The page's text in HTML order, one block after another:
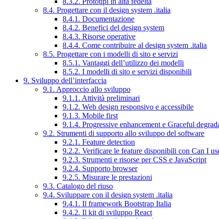
8.4. Progettare con il design system .italia
8.4.1. Documentazione
8.4.2. Benefici del design system
8.4.3. Risorse operative
8.4.4. Come contribuire al design system .italia
8.5. Progettare con i modelli di sito e servizi
8.5.1. Vantaggi dell’utilizzo dei modelli
8.5.2. I modelli di sito e servizi disponibili
9. Sviluppo dell’interfaccia
9.1. Approccio allo sviluppo
9.1.1. Attività preliminari
9.1.2. Web design responsivo e accessibile
9.1.3. Mobile first
9.1.4. Progressive enhancement e Graceful
9.2. Strumenti di supporto allo sviluppo del software
9.2.1. Feature detection
9.2.2. Verificare le feature disponibili con Can I
9.2.3. Strumenti e risorse per CSS e JavaScript
9.2.4. Supporto browser
9.2.5. Misurare le prestazioni
9.3. Catalogo del riuso
9.4. Sviluppare con il design system .italia
9.4.1. Il framework Bootstrap Italia
9.4.2. Il kit di sviluppo React